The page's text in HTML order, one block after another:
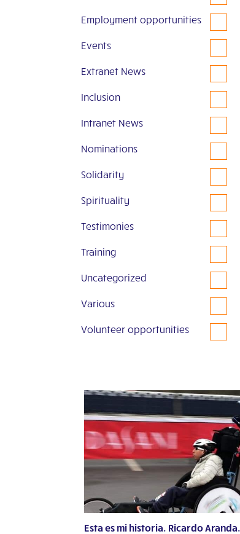
Employment opportunities
Events
Extranet News
Inclusion
Intranet News
Nominations
Solidarity
Spirituality
Testimonies
Training
Uncategorized
Various
Volunteer opportunities
Esta es mi historia. Ricardo Aranda.